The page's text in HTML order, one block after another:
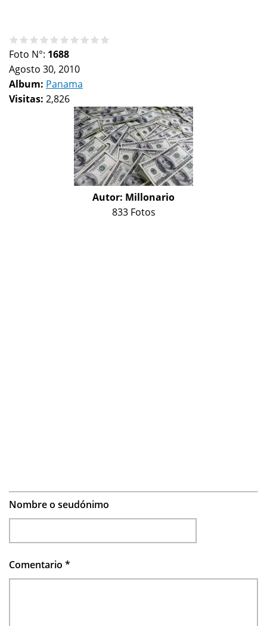
Foto N°: 1688
Agosto 30, 2010
Album: Panama
Visitas: 2,826
Autor: Millonario
833 Fotos
Nombre o seudónimo
Comentario *